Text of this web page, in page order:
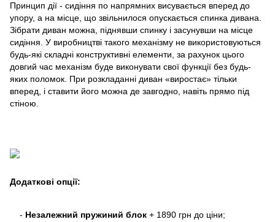
Принцип дії - сидіння по напрямних висувається вперед до
упору, а на місце, що звільнилося опускається спинка дивана.
Зібрати диван можна, піднявши спинку і засунувши на місце
сидіння. У виробництві такого механізму не використовуються
будь-які складні конструктивні елементи, за рахунок цього
довгий час механізм буде виконувати свої функції без будь-
яких поломок. При розкладанні диван «виростає» тільки
вперед, і ставити його можна де завгодно, навіть прямо під
стіною.
Додаткові опції:
- Незалежний пружиний блок + 1890 грн до ціни;